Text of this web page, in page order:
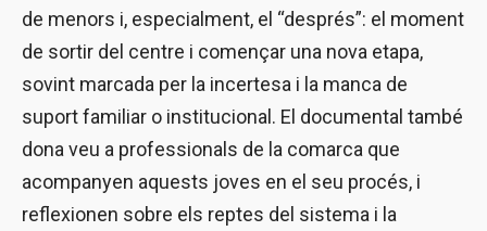
de menors i, especialment, el “després”: el moment
de sortir del centre i començar una nova etapa,
sovint marcada per la incertesa i la manca de
suport familiar o institucional. El documental també
dona veu a professionals de la comarca que
acompanyen aquests joves en el seu procés, i
reflexionen sobre els reptes del sistema i la